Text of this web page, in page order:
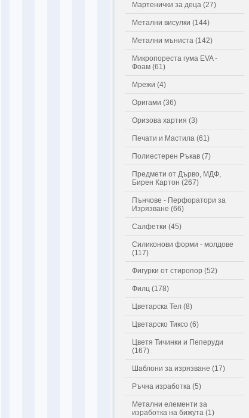
Мартенички за деца (27)
Метални висулки (144)
Метални мъниста (142)
Микропореста гума EVA -
Фоам (61)
Мрежи (4)
Оригами (36)
Оризова хартия (3)
Печати и Мастила (61)
Полиестерен Ръкав (7)
Предмети от Дърво, МДФ,
Бирен Картон (267)
Пънчове - Перфоратори за
Изрязване (66)
Салфетки (45)
Силиконови форми - молдове
(117)
Фигурки от стиропор (52)
Филц (178)
Цветарска Тел (8)
Цветарско Тиксо (6)
Цветя Тичинки и Пеперуди
(167)
Шаблони за изрязване (17)
Ръчна изработка (5)
Метални елементи за
изработка на бижута (1)